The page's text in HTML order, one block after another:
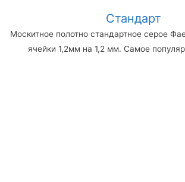
Стандарт
Москитное полотно стандартное серое
ячейки 1,2мм на 1,2 мм. Самое